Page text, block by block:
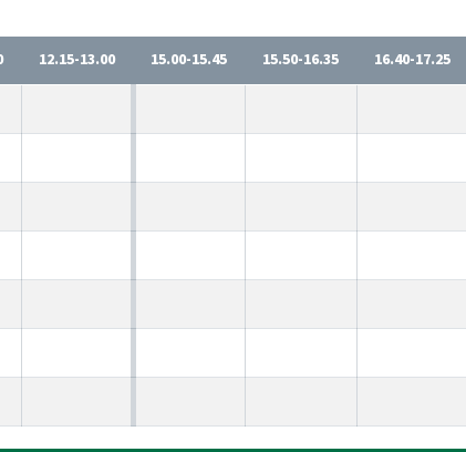
12.15-13.00 15.00-15.45 15.50-16.35 16.40-17.25